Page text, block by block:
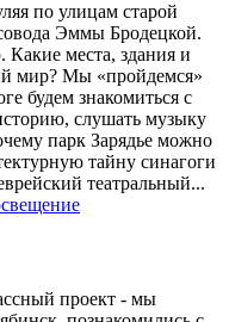
по улицам старой
Эммы Бродецкой.
места, здания и
мир? Мы «пройдемся»
будем знакомиться с
слушать музыку
парк Зарядье можно
тайну синагоги
театральный...
проект - мы